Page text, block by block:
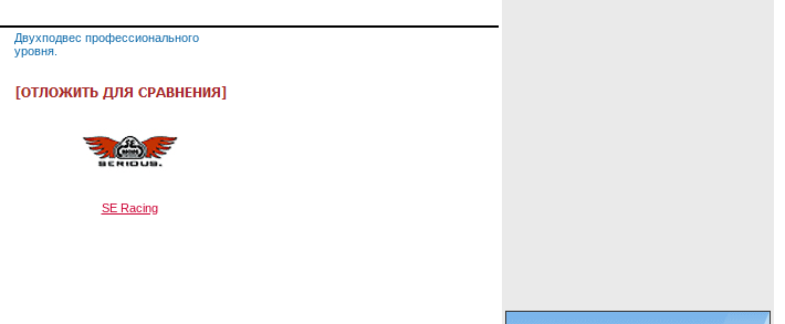
Двухподвес профессионального
уровня.
SE Racing